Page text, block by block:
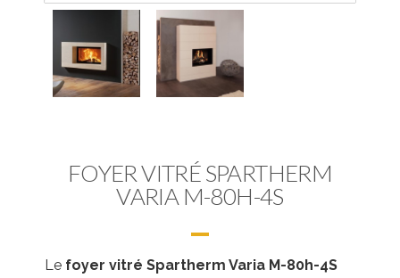
FOYER VITRÉ SPARTHERM
VARIA M-80H-4S
Le foyer vitré Spartherm Varia M-80h-4S